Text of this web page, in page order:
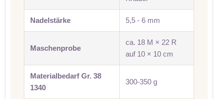
Nadelstärke 5,5 - 6 mm
Maschenprobe
ca. 18 M × 22 R
auf 10 × 10 cm
Materialbedarf Gr. 38
1340
300-350 g